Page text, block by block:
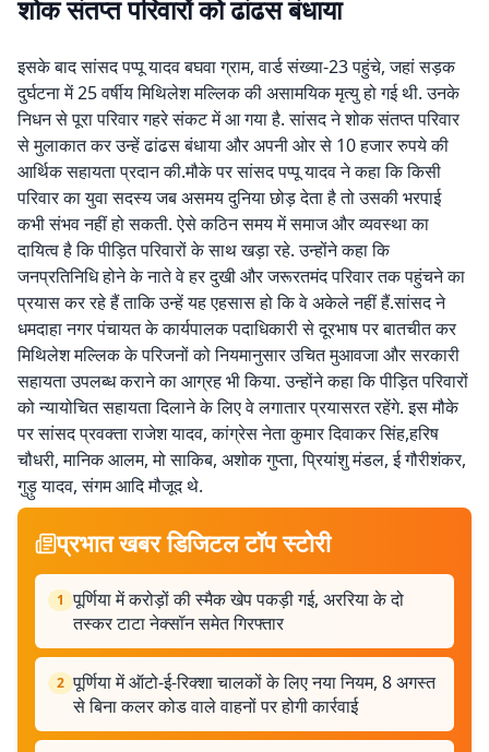
शोक संतप्त परिवारों को ढांढस बंधाया
इसके बाद सांसद पप्पू यादव बघवा ग्राम, वार्ड संख्या-23 पहुंचे, जहां सड़क
दुर्घटना में 25 वर्षीय मिथिलेश मल्लिक की असामयिक मृत्यु हो गई थी. उनके
निधन से पूरा परिवार गहरे संकट में आ गया है. सांसद ने शोक संतप्त परिवार
से मुलाकात कर उन्हें ढांढस बंधाया और अपनी ओर से 10 हजार रुपये की
आर्थिक सहायता प्रदान की.मौके पर सांसद पप्पू यादव ने कहा कि किसी
परिवार का युवा सदस्य जब असमय दुनिया छोड़ देता है तो उसकी भरपाई
कभी संभव नहीं हो सकती. ऐसे कठिन समय में समाज और व्यवस्था का
दायित्व है कि पीड़ित परिवारों के साथ खड़ा रहे. उन्होंने कहा कि
जनप्रतिनिधि होने के नाते वे हर दुखी और जरूरतमंद परिवार तक पहुंचने का
प्रयास कर रहे हैं ताकि उन्हें यह एहसास हो कि वे अकेले नहीं हैं.सांसद ने
धमदाहा नगर पंचायत के कार्यपालक पदाधिकारी से दूरभाष पर बातचीत कर
मिथिलेश मल्लिक के परिजनों को नियमानुसार उचित मुआवजा और सरकारी
सहायता उपलब्ध कराने का आग्रह भी किया. उन्होंने कहा कि पीड़ित परिवारों
को न्यायोचित सहायता दिलाने के लिए वे लगातार प्रयासरत रहेंगे. इस मौके
पर सांसद प्रवक्ता राजेश यादव, कांग्रेस नेता कुमार दिवाकर सिंह,हरिष
चौधरी, मानिक आलम, मो साकिब, अशोक गुप्ता, प्रियांशु मंडल, ई गौरीशंकर,
गुड़ु यादव, संगम आदि मौजूद थे.
प्रभात खबर डिजिटल टॉप स्टोरी
1 पूर्णिया में करोड़ों की स्मैक खेप पकड़ी गई, अररिया के दो
तस्कर टाटा नेक्सॉन समेत गिरफ्तार
2 पूर्णिया में ऑटो-ई-रिक्शा चालकों के लिए नया नियम, 8 अगस्त
से बिना कलर कोड वाले वाहनों पर होगी कार्रवाई